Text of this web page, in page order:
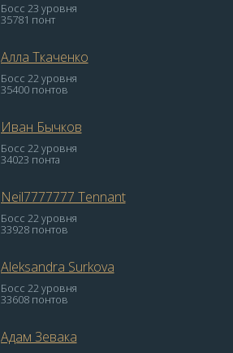
Босс 23 уровня
35781 понт
Алла Ткаченко
Босс 22 уровня
35400 понтов
Иван Бычков
Босс 22 уровня
34023 понта
Neil7777777 Tennant
Босс 22 уровня
33928 понтов
Aleksandra Surkova
Босс 22 уровня
33608 понтов
Адам Зевака